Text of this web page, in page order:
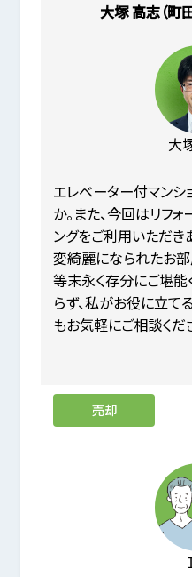
大塚 高志（町
大
エレベーター付マンシ
か。また、今回はリフ
ングをご利用いただき
変綺麗になられたお部
等末永く存分にご堪能
らず、私がお役に立て
もお気軽にご相談くだ
売却